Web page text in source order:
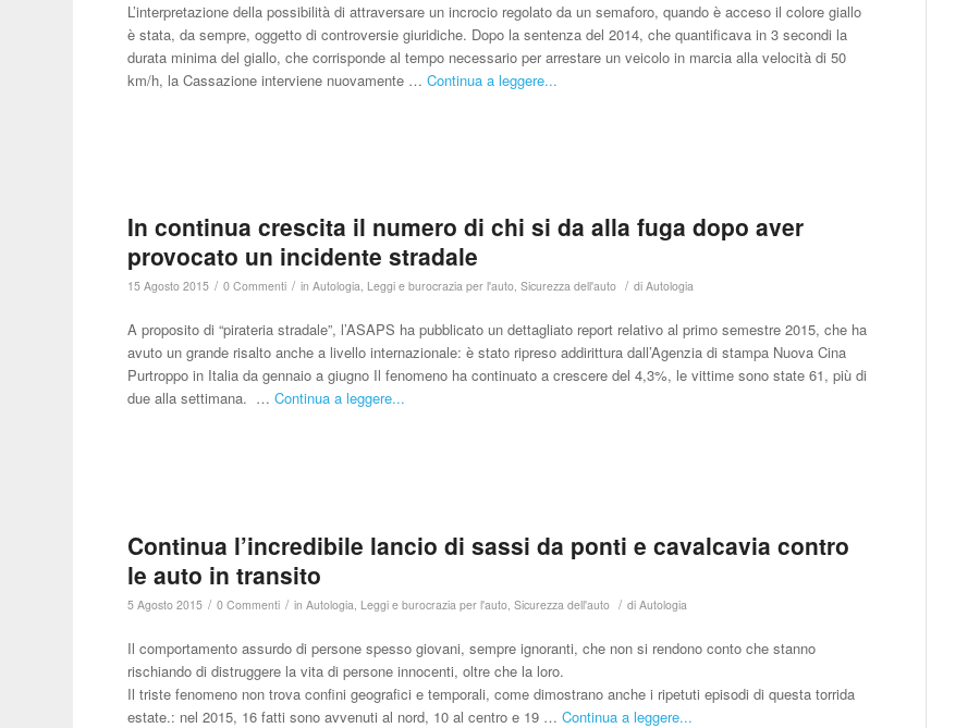
L’interpretazione della possibilità di attraversare un incrocio regolato da un semaforo, quando è acceso il colore giallo
è stata, da sempre, oggetto di controversie giuridiche. Dopo la sentenza del 2014, che quantificava in 3 secondi la
durata minima del giallo, che corrisponde al tempo necessario per arrestare un veicolo in marcia alla velocità di 50
km/h, la Cassazione interviene nuovamente …Continua a leggere...
In continua crescita il numero di chi si da alla fuga dopo aver
provocato un incidente stradale
15 Agosto 2015 / 0 Commenti / inAutologia, Leggi e burocrazia per l'auto,Sicurezza dell'auto / diAutologia
A proposito di “pirateria stradale”, l’ASAPS ha pubblicato un dettagliato report relativo al primo semestre 2015, che ha
avuto un grande risalto anche a livello internazionale: è stato ripreso addirittura dall’Agenzia di stampa Nuova Cina
Purtroppo in Italia da gennaio a giugno Il fenomeno ha continuato a crescere del 4,3%, le vittime sono state 61, più di
due alla settimana. …Continua a leggere...
Continua l’incredibile lancio di sassi da ponti e cavalcavia contro
le auto in transito
5 Agosto 2015 / 0 Commenti / inAutologia Leggi e burocrazia per l'auto ,Sicurezza dell'auto / diAutologia
Il comportamento assurdo di persone spesso giovani, sempre ignoranti, che non si rendono conto che stanno
rischiando di distruggere la vita di persone innocenti, oltre che la loro.
Il triste fenomeno non trova confini geografici e temporali, come dimostrano anche i ripetuti episodi di questa torrida
estate.: nel 2015, 16 fatti sono avvenuti al nord, 10 al centro e 19 …Continua a leggere...